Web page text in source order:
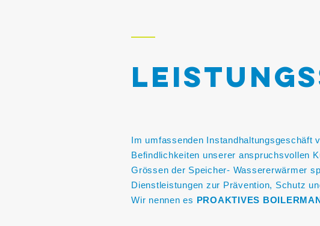
Im umfassenden Instandhaltungsgeschäft
Befindlichkeiten unserer anspruchsvollen
Grössen der Speicher- Wassererwärmer
Dienstleistungen zur Prävention, Schutz
Wir nennen es PROAKTIVES